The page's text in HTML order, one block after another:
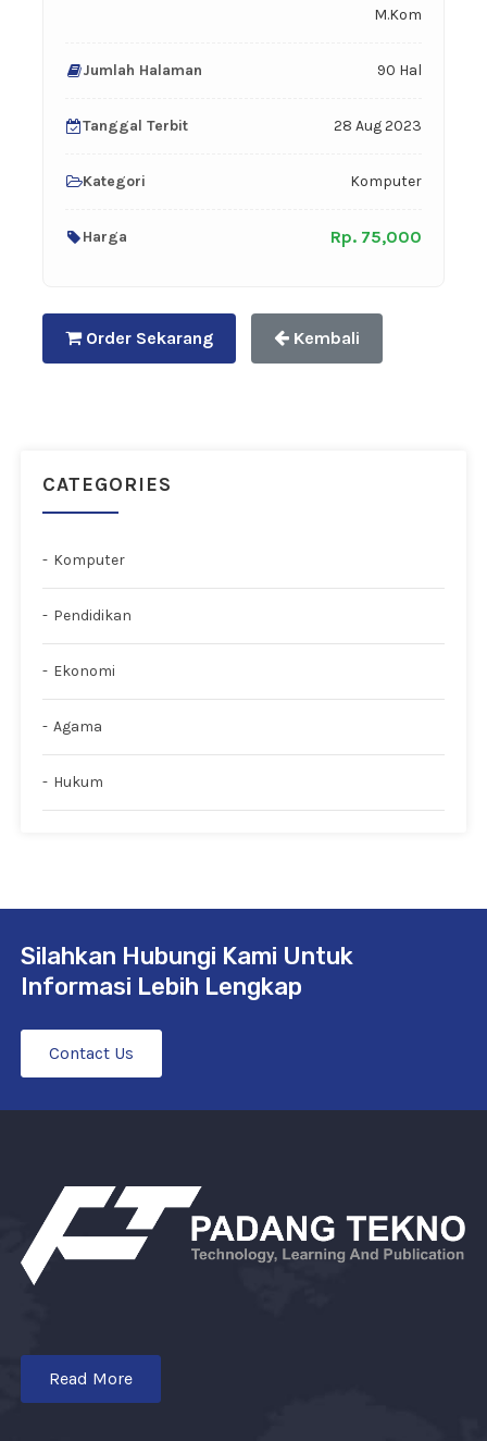
M.Kom
Jumlah Halaman 90 Hal
Tanggal Terbit 28 Aug 2023
Kategori Komputer
Harga Rp. 75,000
Order Sekarang Kembali
CATEGORIES
Komputer
Pendidikan
Ekonomi
Agama
Hukum
Silahkan Hubungi Kami Untuk
Informasi Lebih Lengkap
Contact Us
Read More